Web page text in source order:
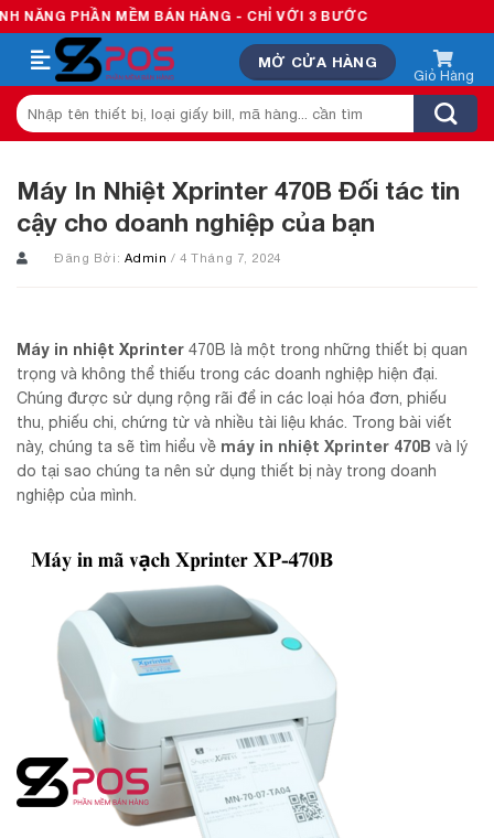
Skip
to
content
MỀM BÁN HÀNG - CHỈ VỚI 3 BƯỚC
MỞ CỬA HÀNG
Tìm
kiếm:
Máy In Nhiệt Xprinter 470B Đối tác tin
cậy cho doanh nghiệp của bạn
Đăng Bởi: Admin/ 4 Tháng 7, 2024
Máy in nhiệt Xprinter 470B là một trong những thiết bị quan
trọng và không thể thiếu trong các doanh nghiệp hiện đại.
Chúng được sử dụng rộng rãi để in các loại hóa đơn, phiếu
thu, phiếu chi, chứng từ và nhiều tài liệu khác. Trong bài viết
này, chúng ta sẽ tìm hiểu về máy in nhiệt Xprinter 470B và lý
do tại sao chúng ta nên sử dụng thiết bị này trong doanh
nghiệp của mình.